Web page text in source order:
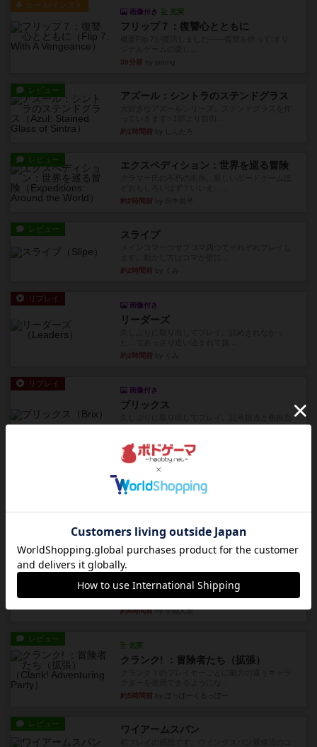
ルール/インスト
画像付き 充実
フリップ７：復讐心とともに
39分前
レビュー アズール：シントラのステンドグラス
約1時間前
レビュー エクスペディション：世界を巡る冒険
約2時間前
レビュー スライプ
約2時間前
リプレイ
画像付き
リーダーズ
約2時間前
リプレイ
画像付き
ブリックス
ダグエイトチェス
敵のコマの種類が分かれば...
約3時間前
レビュー
宝石の煌き：デュエル 偽造者
筆者が最も好きな2人用ボードゲームである『宝石
の煌めき デュエル』に、...
約4時間前by 手動人形
レビュー
充実
クランク! ：冒険者たち（拡張）
約5時間前
レビュー ワイアームスパン